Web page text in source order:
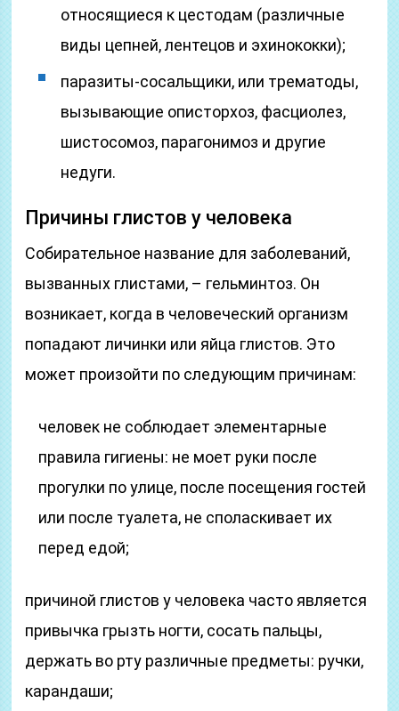
относящиеся к цестодам (различные
виды цепней, лентецов и эхинококки);
паразиты-сосальщики, или трематоды,
вызывающие описторхоз, фасциолез,
шистосомоз, парагонимоз и другие
недуги.
Причины глистов у человека
Собирательное название для заболеваний,
вызванных глистами, – гельминтоз. Он
возникает, когда в человеческий организм
попадают личинки или яйца глистов. Это
может произойти по следующим причинам:
человек не соблюдает элементарные
правила гигиены: не моет руки после
прогулки по улице, после посещения гостей
или после туалета, не споласкивает их
перед едой;
причиной глистов у человека часто является
привычка грызть ногти, сосать пальцы,
держать во рту различные предметы: ручки,
карандаши;